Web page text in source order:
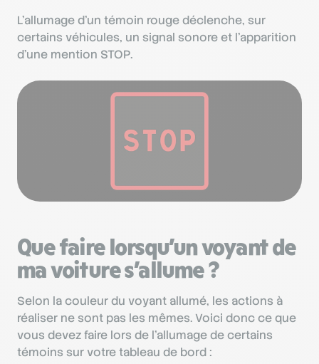
L’allumage d’un témoin rouge déclenche, sur
certains véhicules, un signal sonore et l’apparition
d’une mention STOP.
Que faire lorsqu’un voyant de
ma voiture s’allume ?
Selon la couleur du voyant allumé, les actions à
réaliser ne sont pas les mêmes. Voici donc ce que
vous devez faire lors de l’allumage de certains
témoins sur votre tableau de bord :